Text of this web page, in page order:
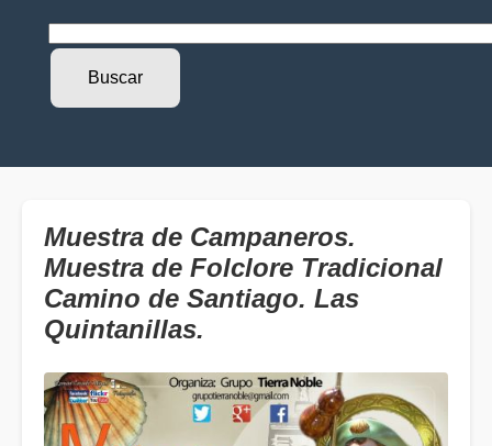
Muestra de Campaneros.
Muestra de Folclore Tradicional
Camino de Santiago. Las
Quintanillas.